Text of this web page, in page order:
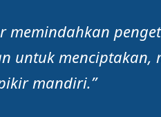
memindahkan
untuk menciptakan,
mandiri.”